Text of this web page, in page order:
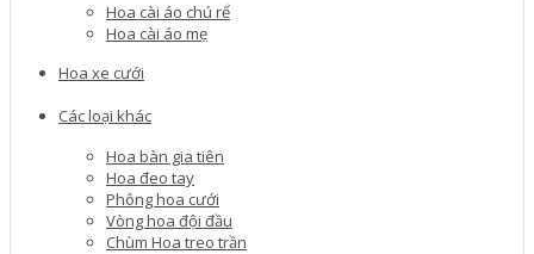
Hoa cài áo chú rể
Hoa cài áo mẹ
Hoa xe cưới
Các loại khác
Hoa bàn gia tiên
Hoa đeo tay
Phông hoa cưới
Vòng hoa đội đầu
Chùm Hoa treo trần